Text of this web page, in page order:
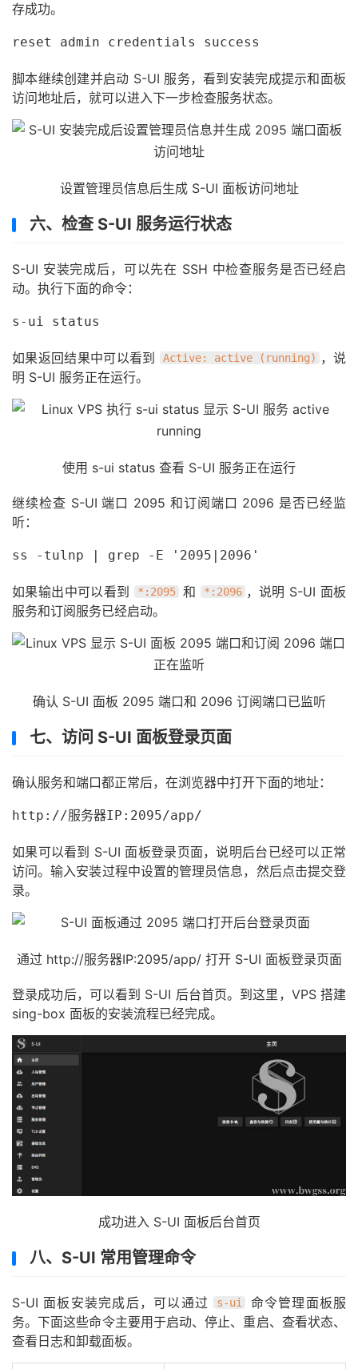
存成功。
reset admin credentials success
脚本继续创建并启动 S-UI 服务，看到安装完成提示和面板
访问地址后，就可以进入下一步检查服务状态。
设置管理员信息后生成 S-UI 面板访问地址
六、检查 S-UI 服务运行状态
S-UI 安装完成后，可以先在 SSH 中检查服务是否已经启
动。执行下面的命令：
s-ui status
如果返回结果中可以看到 Active: active (running) ，说
明 S-UI 服务正在运行。
使用 s-ui status 查看 S-UI 服务正在运行
继续检查 S-UI 端口 2095 和订阅端口 2096 是否已经监
听：
ss -tulnp | grep -E '2095|2096'
如果输出中可以看到 *:2095 和 *:2096 ，说明 S-UI 面板
服务和订阅服务已经启动。
确认 S-UI 面板 2095 端口和 2096 订阅端口已监听
七、访问 S-UI 面板登录页面
确认服务和端口都正常后，在浏览器中打开下面的地址：
http://服务器IP:2095/app/
如果可以看到 S-UI 面板登录页面，说明后台已经可以正常
访问。输入安装过程中设置的管理员信息，然后点击提交登
录。
通过 http://服务器IP:2095/app/ 打开 S-UI 面板登录页面
登录成功后，可以看到 S-UI 后台首页。到这里，VPS 搭建
sing-box 面板的安装流程已经完成。
成功进入 S-UI 面板后台首页
八、S-UI 常用管理命令
S-UI 面板安装完成后，可以通过 s-ui
命令管理面板服
务。下面这些命令主要用于启动、停止、重启、查看状态、
查看日志和卸载面板。